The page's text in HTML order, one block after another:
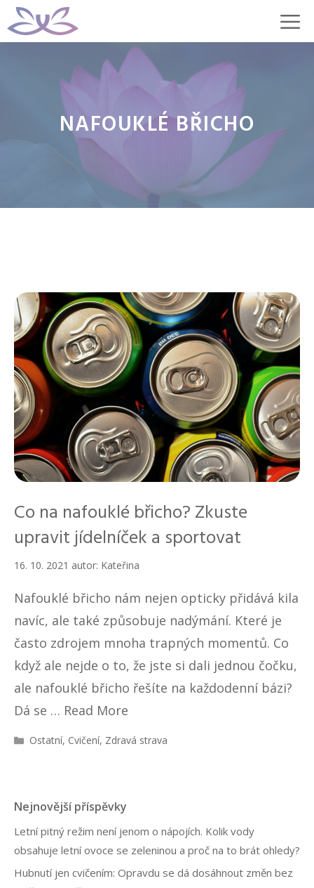
Přeskočit
na
NAFOUKLÉ BŘICHO
Co na nafouklé břicho? Zkuste
upravit jídelníček a sportovat
16. 10. 2021 autor: Kateřina
Nafouklé břicho nám nejen opticky přidává kila
navíc, ale také způsobuje nadýmání. Které je
často zdrojem mnoha trapných momentů. Co
když ale nejde o to, že jste si dali jednou čočku,
ale nafouklé břicho řešíte na každodenní bázi?
Dá se … Read More
R
k
y
Ostatní, Cvičení, Zdravá strava
Nejnovější příspěvky
Letní pitný režim není jenom o nápojích. Kolik vody
obsahuje letní ovoce se zeleninou a proč na to brát ohledy?
Hubnutí jen cvičením: Opravdu se dá dosáhnout změn bez